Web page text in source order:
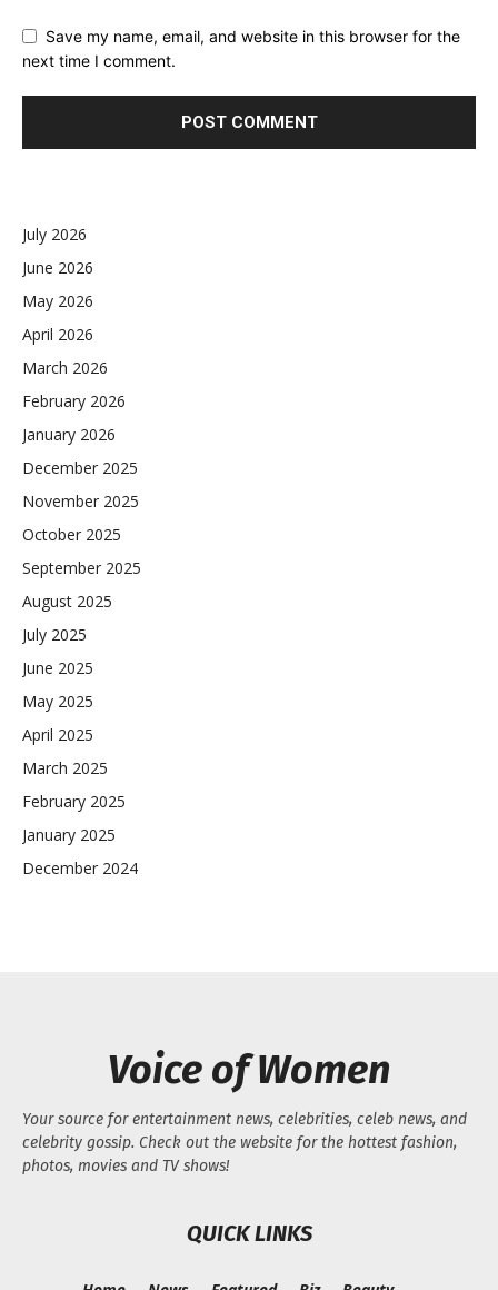
Save my name, email, and website in this browser for the
next time I comment.
July 2026
June 2026
May 2026
April 2026
March 2026
February 2026
January 2026
December 2025
November 2025
October 2025
September 2025
August 2025
July 2025
June 2025
May 2025
April 2025
March 2025
February 2025
January 2025
December 2024
Voice of Women
Your source for entertainment news, celebrities, celeb news, and
celebrity gossip. Check out the website for the hottest fashion,
photos, movies and TV shows!
QUICK LINKS